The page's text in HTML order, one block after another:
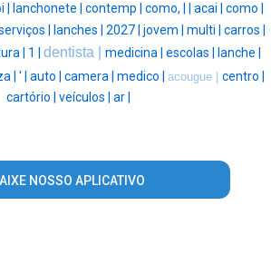
| lanchonete | contemp | como, | acai | como |
| lanches | 2027 | jovem | multi | carros |
| 1 | dentista | medicina | escolas | lanche |
| ' | auto | camera | medico | acougue | centro |
cartório | veículos | ar |
NOSSO APLICATIVO